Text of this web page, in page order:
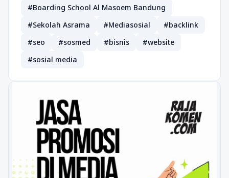
#Boarding School Al Masoem Bandung
#Sekolah Asrama
#Mediasosial
#backlink
#seo
#sosmed #bisnis
#website
#sosial media